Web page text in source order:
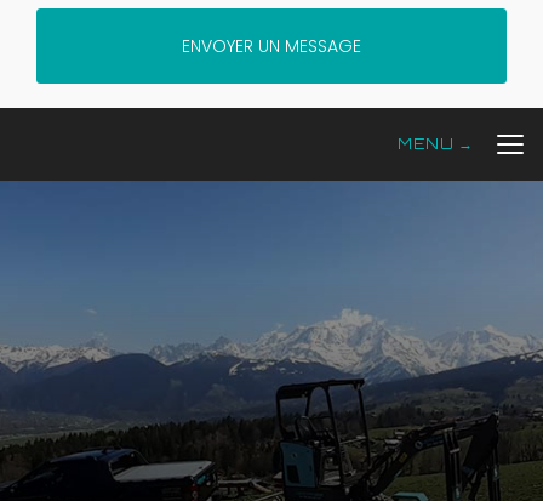
ENVOYER UN MESSAGE